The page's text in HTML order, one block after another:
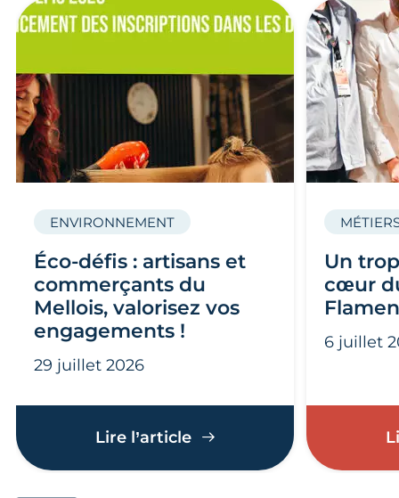
Éco-défis : artisans et
commerçants du
Mellois, valorisez vos
engagements !
ENVIRONNEMENT
29 juillet 2026
Lire l’articleÉco-défis : artisans et
Un
cœur
6 juillet